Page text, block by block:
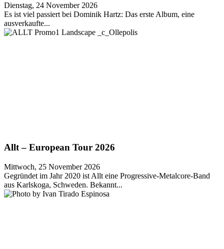
Dienstag, 24 November 2026
Es ist viel passiert bei Dominik Hartz: Das erste Album, eine
ausverkaufte...
Allt – European Tour 2026
Mittwoch, 25 November 2026
Gegründet im Jahr 2020 ist Allt eine Progressive-Metalcore-Band
aus Karlskoga, Schweden. Bekannt...